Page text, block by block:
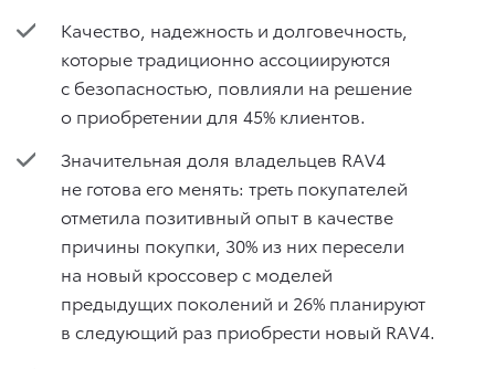
Качество, надежность и долговечность,
которые традиционно ассоциируются
с безопасностью, повлияли на решение
о приобретении для 45% клиентов.
Значительная доля владельцев RAV4
не готова его менять: треть покупателей
отметила позитивный опыт в качестве
причины покупки, 30% из них пересели
на новый кроссовер с моделей
предыдущих поколений и 26% планируют
в следующий раз приобрести новый RAV4.